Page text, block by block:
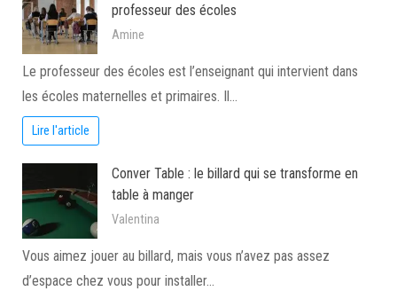
professeur des écoles
Amine
Le professeur des écoles est l’enseignant qui intervient dans
les écoles maternelles et primaires. Il…
Lire l'article
Conver Table : le billard qui se transforme en
table à manger
Valentina
Vous aimez jouer au billard, mais vous n’avez pas assez
d’espace chez vous pour installer…